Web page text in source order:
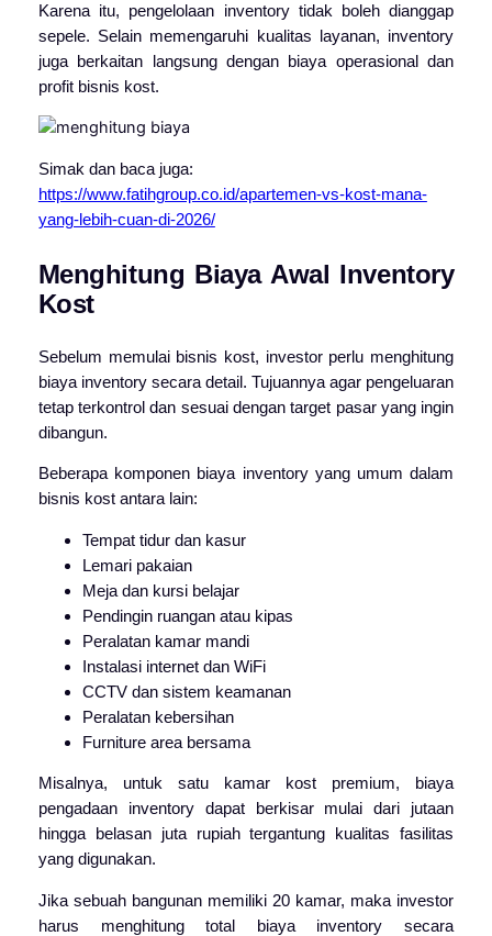
Karena itu, pengelolaan inventory tidak boleh dianggap
sepele. Selain memengaruhi kualitas layanan, inventory
juga berkaitan langsung dengan biaya operasional dan
profit bisnis kost.
Simak dan baca juga:
https://www.fatihgroup.co.id/apartemen-vs-kost-mana-
yang-lebih-cuan-di-2026/
Menghitung Biaya Awal Inventory
Kost
Sebelum memulai bisnis kost, investor perlu menghitung
biaya inventory secara detail. Tujuannya agar pengeluaran
tetap terkontrol dan sesuai dengan target pasar yang ingin
dibangun.
Beberapa komponen biaya inventory yang umum dalam
bisnis kost antara lain:
Tempat tidur dan kasur
Lemari pakaian
Meja dan kursi belajar
Pendingin ruangan atau kipas
Peralatan kamar mandi
Instalasi internet dan WiFi
CCTV dan sistem keamanan
Peralatan kebersihan
Furniture area bersama
Misalnya, untuk satu kamar kost premium, biaya
pengadaan inventory dapat berkisar mulai dari jutaan
hingga belasan juta rupiah tergantung kualitas fasilitas
yang digunakan.
Jika sebuah bangunan memiliki 20 kamar, maka investor
harus menghitung total biaya inventory secara